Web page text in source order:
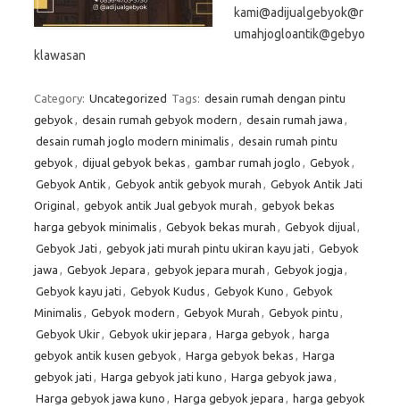
kami@adijualgebyok@r
umahjogloantik@gebyo
klawasan
Category: Uncategorized Tags: desain rumah dengan pintu
gebyok , desain rumah gebyok modern , desain rumah jawa ,
desain rumah joglo modern minimalis , desain rumah pintu
gebyok , dijual gebyok bekas , gambar rumah joglo , Gebyok ,
Gebyok Antik , Gebyok antik gebyok murah , Gebyok Antik Jati
Original, gebyok antik Jual gebyok murah , gebyok bekas
harga gebyok minimalis , Gebyok bekas murah , Gebyok dijual,
Gebyok Jati , gebyok jati murah pintu ukiran kayu jati , Gebyok
jawa , Gebyok Jepara , gebyok jepara murah , Gebyok jogja ,
Gebyok kayu jati , Gebyok Kudus , Gebyok Kuno , Gebyok
Minimalis , Gebyok modern , Gebyok Murah , Gebyok pintu ,
Gebyok Ukir, Gebyok ukir jepara , Harga gebyok , harga
gebyok antik kusen gebyok , Harga gebyok bekas , Harga
gebyok jati , Harga gebyok jati kuno , Harga gebyok jawa ,
Harga gebyok jawa kuno , Harga gebyok jepara , harga gebyok